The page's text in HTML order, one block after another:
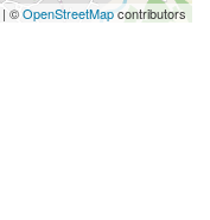
| ©OpenStreetMapcontributors